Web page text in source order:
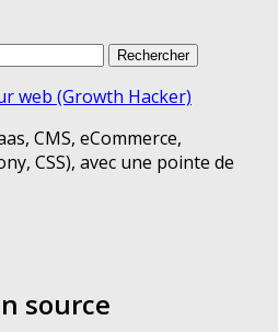
web (Growth Hacker)
CMS, eCommerce,
CSS), avec une pointe de
source